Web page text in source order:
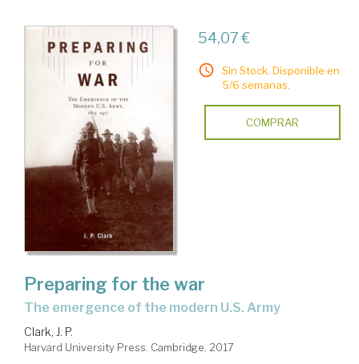
54,07 €
Sin Stock. Disponible en
5/6 semanas.
COMPRAR
Preparing for the war
the emergence of the modern U.S. Army
Clark, J. P.
Harvard University Press. Cambridge, 2017